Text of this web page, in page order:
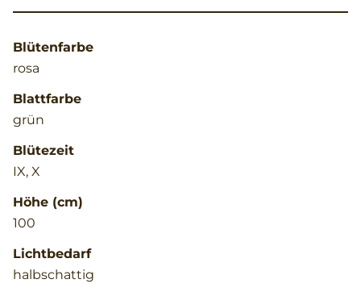
Blütenfarbe
rosa
Blattfarbe
grün
Blütezeit
IX, X
Höhe (cm)
100
Lichtbedarf
halbschattig